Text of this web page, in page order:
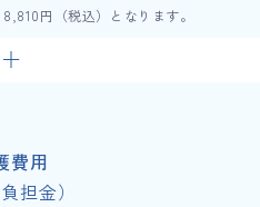
円（税込）となります。
費用
担金）